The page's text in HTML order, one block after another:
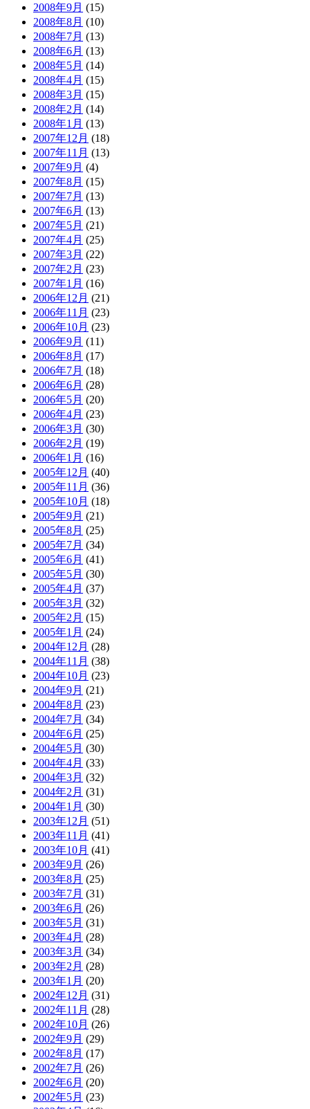
2008年9月 (15)
2008年8月 (10)
2008年7月 (13)
2008年6月 (13)
2008年5月 (14)
2008年4月 (15)
2008年3月 (15)
2008年2月 (14)
2008年1月 (13)
2007年12月 (18)
2007年11月 (13)
2007年9月 (4)
2007年8月 (15)
2007年7月 (13)
2007年6月 (13)
2007年5月 (21)
2007年4月 (25)
2007年3月 (22)
2007年2月 (23)
2007年1月 (16)
2006年12月 (21)
2006年11月 (23)
2006年10月 (23)
2006年9月 (11)
2006年8月 (17)
2006年7月 (18)
2006年6月 (28)
2006年5月 (20)
2006年4月 (23)
2006年3月 (30)
2006年2月 (19)
2006年1月 (16)
2005年12月 (40)
2005年11月 (36)
2005年10月 (18)
2005年9月 (21)
2005年8月 (25)
2005年7月 (34)
2005年6月 (41)
2005年5月 (30)
2005年4月 (37)
2005年3月 (32)
2005年2月 (15)
2005年1月 (24)
2004年12月 (28)
2004年11月 (38)
2004年10月 (23)
2004年9月 (21)
2004年8月 (23)
2004年7月 (34)
2004年6月 (25)
2004年5月 (30)
2004年4月 (33)
2004年3月 (32)
2004年2月 (31)
2004年1月 (30)
2003年12月 (51)
2003年11月 (41)
2003年10月 (41)
2003年9月 (26)
2003年8月 (25)
2003年7月 (31)
2003年6月 (26)
2003年5月 (31)
2003年4月 (28)
2003年3月 (34)
2003年2月 (28)
2003年1月 (20)
2002年12月 (31)
2002年11月 (28)
2002年10月 (26)
2002年9月 (29)
2002年8月 (17)
2002年7月 (26)
2002年6月 (20)
2002年5月 (23)